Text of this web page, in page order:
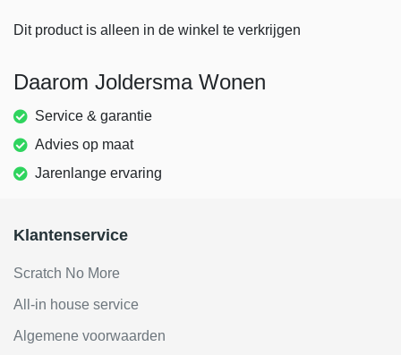
Dit product is alleen in de winkel te verkrijgen
Daarom Joldersma Wonen
Service & garantie
Advies op maat
Jarenlange ervaring
Klantenservice
Scratch No More
All-in house service
Algemene voorwaarden